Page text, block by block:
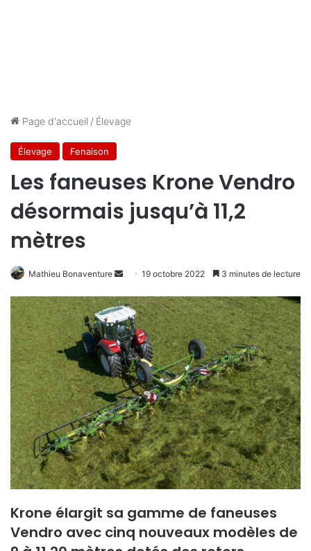
Page d'accueil / Élevage
Élevage Fenaison
Les faneuses Krone Vendro
désormais jusqu’à 11,2
mètres
Mathieu Bonaventure
Envoyer
courriel
19 octobre 2022 3 minutes de lecture
Krone élargit sa gamme de faneuses
Vendro avec cinq nouveaux modèles de